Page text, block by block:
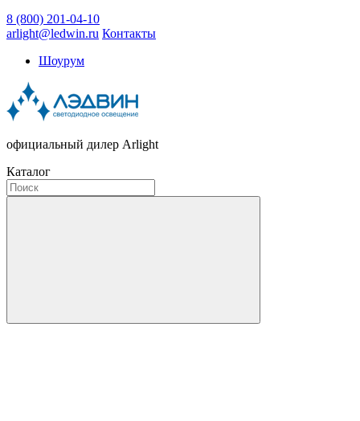
8 (800) 201-04-10
arlight@ledwin.ru Контакты
Шоурум
официальный дилер Arlight
Каталог